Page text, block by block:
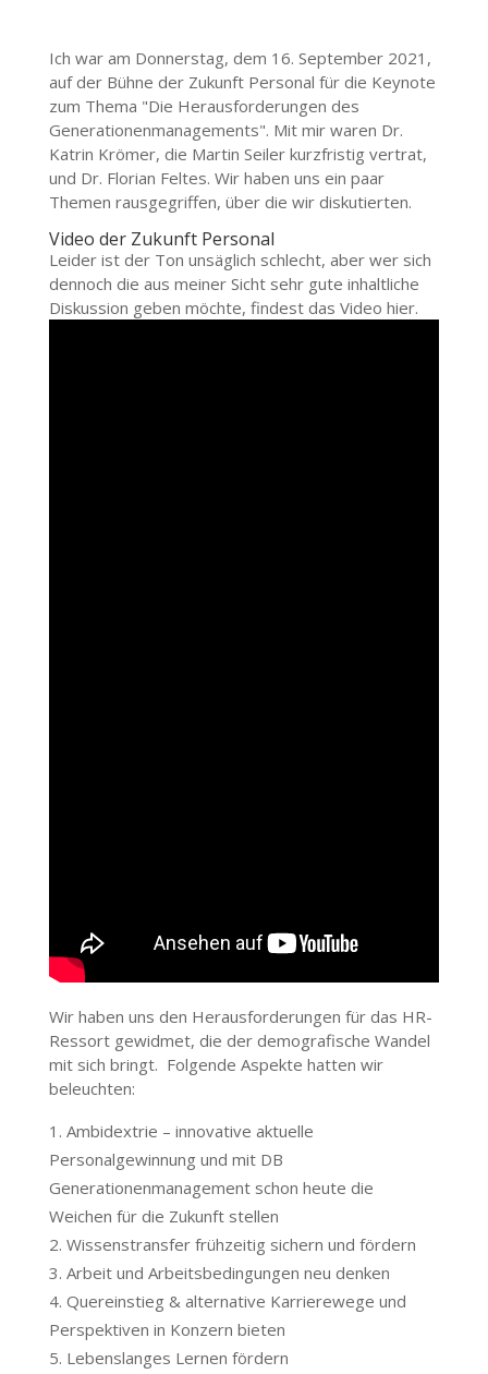
Ich war am Donnerstag, dem 16. September 2021,
auf der Bühne der Zukunft Personal für die Keynote
zum Thema "Die Herausforderungen des
Generationenmanagements". Mit mir waren Dr.
Katrin Krömer, die Martin Seiler kurzfristig vertrat,
und Dr. Florian Feltes. Wir haben uns ein paar
Themen rausgegriffen, über die wir diskutierten.
Video der Zukunft Personal
Leider ist der Ton unsäglich schlecht, aber wer sich
dennoch die aus meiner Sicht sehr gute inhaltliche
Diskussion geben möchte, findest das Video hier.
Wir haben uns den Herausforderungen für das HR-
Ressort gewidmet, die der demografische Wandel
mit sich bringt. Folgende Aspekte hatten wir
beleuchten:
Ambidextrie – innovative aktuelle
Personalgewinnung und mit DB
Generationenmanagement schon heute die
Weichen für die Zukunft stellen
Wissenstransfer frühzeitig sichern und fördern
Arbeit und Arbeitsbedingungen neu denken
Quereinstieg & alternative Karrierewege und
Perspektiven in Konzern bieten
Lebenslanges Lernen fördern